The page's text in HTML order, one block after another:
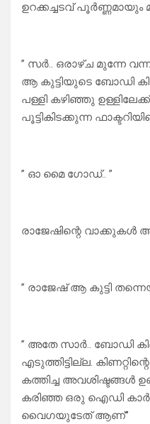
ഉറക്കച്ചടവ് പൂർണ്ണമായും
” സർ.. ഒരാഴ്ച മുന്നേ
ആ കുട്ടിയുടെ ബോഡി
പള്ളി കഴിഞ്ഞു
പൂട്ടികിടക്കുന്ന
” ഓ മൈ ഗോഡ്.. ”
രാജേഷിന്റെ വാക്കുകൾ
” രാജേഷ് ആ കുട്ടി
” അതേ സാർ.. ബോഡി
എടുത്തിട്ടില്ല.
കത്തിച്ച അവശിഷ്ടങ്ങൾ
കരിഞ്ഞ ഒരു ഐഡി
വൈഗയുടേത് ആണ്”